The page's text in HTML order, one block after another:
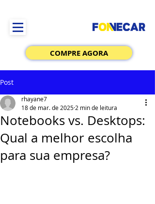
COMPRE AGORA
Post
Notebooks vs. Desktops:
Qual a melhor escolha
para sua empresa?
rhayane7
18 de mar. de 2025 2 min de leitura